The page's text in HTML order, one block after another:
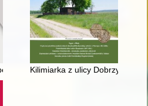
łez..."Kilimiarka z ulicy Dobrzyńskiej